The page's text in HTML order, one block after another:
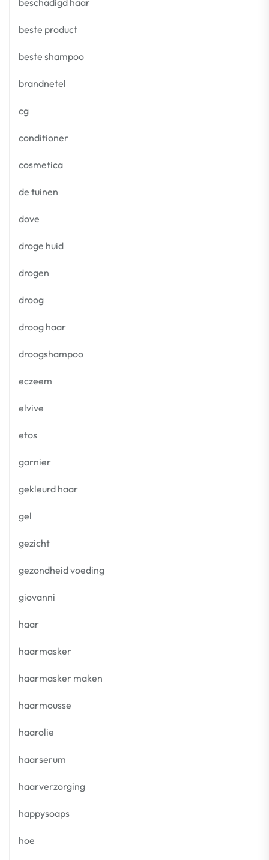
beste product
beste shampoo
brandnetel
cg
conditioner
cosmetica
de tuinen
dove
droge huid
drogen
droog
droog haar
droogshampoo
eczeem
elvive
etos
garnier
gekleurd haar
gel
gezicht
gezondheid voeding
giovanni
haar
haarmasker
haarmasker maken
haarmousse
haarolie
haarserum
haarverzorging
happysoaps
hoe